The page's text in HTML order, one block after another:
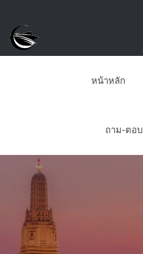
หน้าหลัก
ถาม-ตอบ